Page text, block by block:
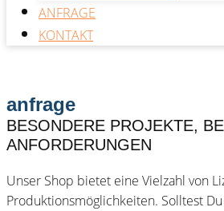
ANFRAGE
KONTAKT
anfrage
BESONDERE PROJEKTE,
ANFORDERUNGEN
Unser Shop bietet eine Vielzahl von
Produktionsmöglichkeiten. Solltest